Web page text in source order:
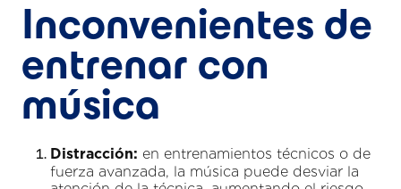
Inconvenientes de
entrenar con
música
Distracción: en entrenamientos técnicos o de
fuerza avanzada, la música puede desviar la